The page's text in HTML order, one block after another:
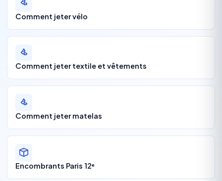
Comment jeter vélo
Comment jeter textile et vêtements
Comment jeter matelas
Encombrants Paris 12ᵉ